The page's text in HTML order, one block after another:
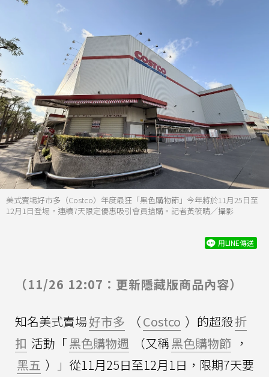
美式賣場好市多（Costco）年度最狂「黑色購物節」今年將於11月25日至
12月1日登場，連續7天限定優惠吸引會員搶購。記者黃筱晴／攝影
用LINE傳送
（11/26 12:07：更新隱藏版商品內容）
知名美式賣場好市多 （Costco ）的超殺折
扣 活動「黑色購物週 （又稱黑色購物節 ，
黑五 ）」從11月25日至12月1日，限期7天要